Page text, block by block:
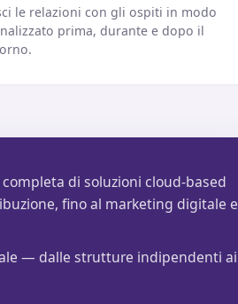
le relazioni con gli ospiti in modo
prima, durante e dopo il
di soluzioni cloud-based
fino al marketing digitale e
— dalle strutture indipendenti ai